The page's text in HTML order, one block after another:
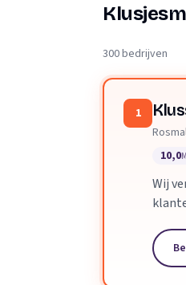
300 bedrijven
1
10,0
Wij